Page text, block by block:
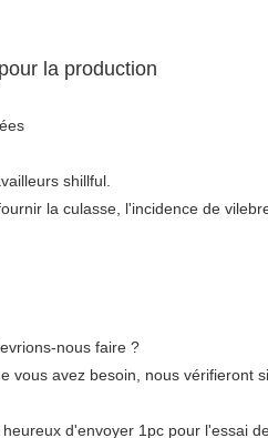
la production
shillful.
la culasse, l'incidence de
nous faire ?
vous avez besoin, nous vérifieront
d'envoyer 1pc pour l'essai